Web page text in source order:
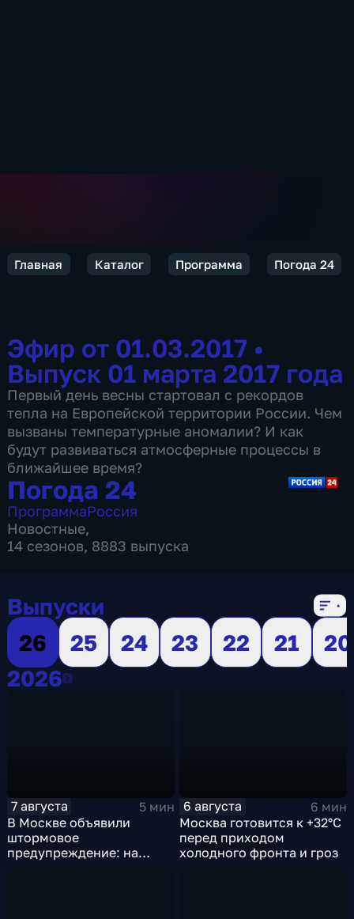
Главная Каталог Программа Погода 24
Эфир от 01.03.2017 •
Выпуск 01 марта 2017 года
Первый день весны стартовал с рекордов
тепла на Европейской территории России. Чем
вызваны температурные аномалии? И как
будут развиваться атмосферные процессы в
ближайшее время?
Погода 24
ПрограммаРоссия
Новостные,
14 сезонов, 8883 выпуска
Выпуски
26
25 24 23 22 21
20
20262026
7 августа
5 мин
В Москве объявили
штормовое
предупреждение: на
6 августа
6 мин
Москва готовится к +32°C
перед приходом
холодного фронта и гроз